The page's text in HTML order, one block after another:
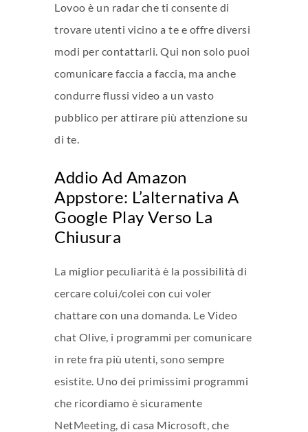
Lovoo è un radar che ti consente di
trovare utenti vicino a te e offre diversi
modi per contattarli. Qui non solo puoi
comunicare faccia a faccia, ma anche
condurre flussi video a un vasto
pubblico per attirare più attenzione su
di te.
Addio Ad Amazon
Appstore: L’alternativa A
Google Play Verso La
Chiusura
La miglior peculiarità è la possibilità di
cercare colui/colei con cui voler
chattare con una domanda. Le Video
chat Olive, i programmi per comunicare
in rete fra più utenti, sono sempre
esistite. Uno dei primissimi programmi
che ricordiamo è sicuramente
NetMeeting, di casa Microsoft, che